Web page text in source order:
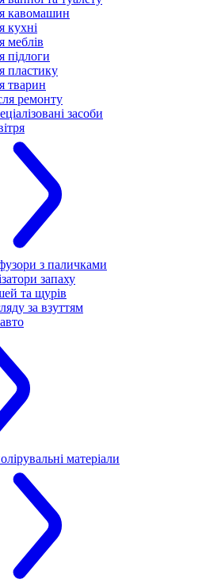
кавомашин
кухні
меблів
підлоги
пластику
тварин
ремонту
засоби
з паличками
запаху
та щурів
за взуттям
матеріали